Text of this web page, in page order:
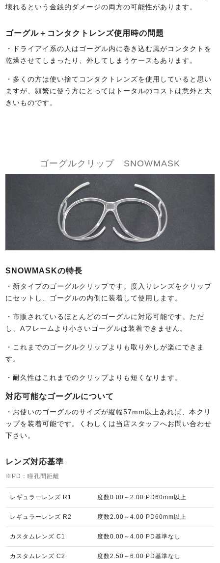
壊れるという金銭的ダメージの両方の可能性があります。
ゴーグル＋コンタクトレンズ使用時の問題
・ドライアイ系の人はゴーグル内に巻き込む風がコンタクトを
乾燥させてしまったり、外してしまうケースもあります。
・多くの方は使い捨てコンタクトレンズを使用していると思い
ますが、頻繁に使う方にとってはトータルのコストは意外と大
きいものです。
ゴーグルクリップ SNOWMASK
SNOWMASKの特長
・新タイプのゴーグルクリップです。度入りレンズをクリップ
にセットし、ゴーグルの内側に装着して使用します。
・市販されているほとんどのゴーグルに対応可能です。ただ
し、Aフレームより小さいゴーグルは装着できません。
・これまでのゴーグルクリップよりも取り外しが楽にできま
す。
・耐久性はこれまでのクリップよりも短くなります。
対応可能なゴーグルについて
・お使いのゴーグルのサイズが縦幅57mm以上あれば、本クリ
ップを装着可能です。くわしくは当店スタッフへお問い合わせ
下さい。
レンズ対応基準
※PD：瞳孔間距離
レギュラーレンズ R1 度数0.00～2.00 PD60mm以上
レギュラーレンズ R2 度数2.00～4.00 PD60mm以上
カスタムレンズ C1 度数0.00～4.00 PD基準なし
カスタムレンズ C2 度数2.50～6.00 PD基準なし